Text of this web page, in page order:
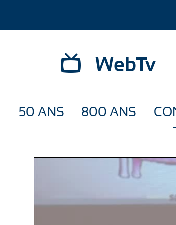
WebTv
50 ANS 800 ANS